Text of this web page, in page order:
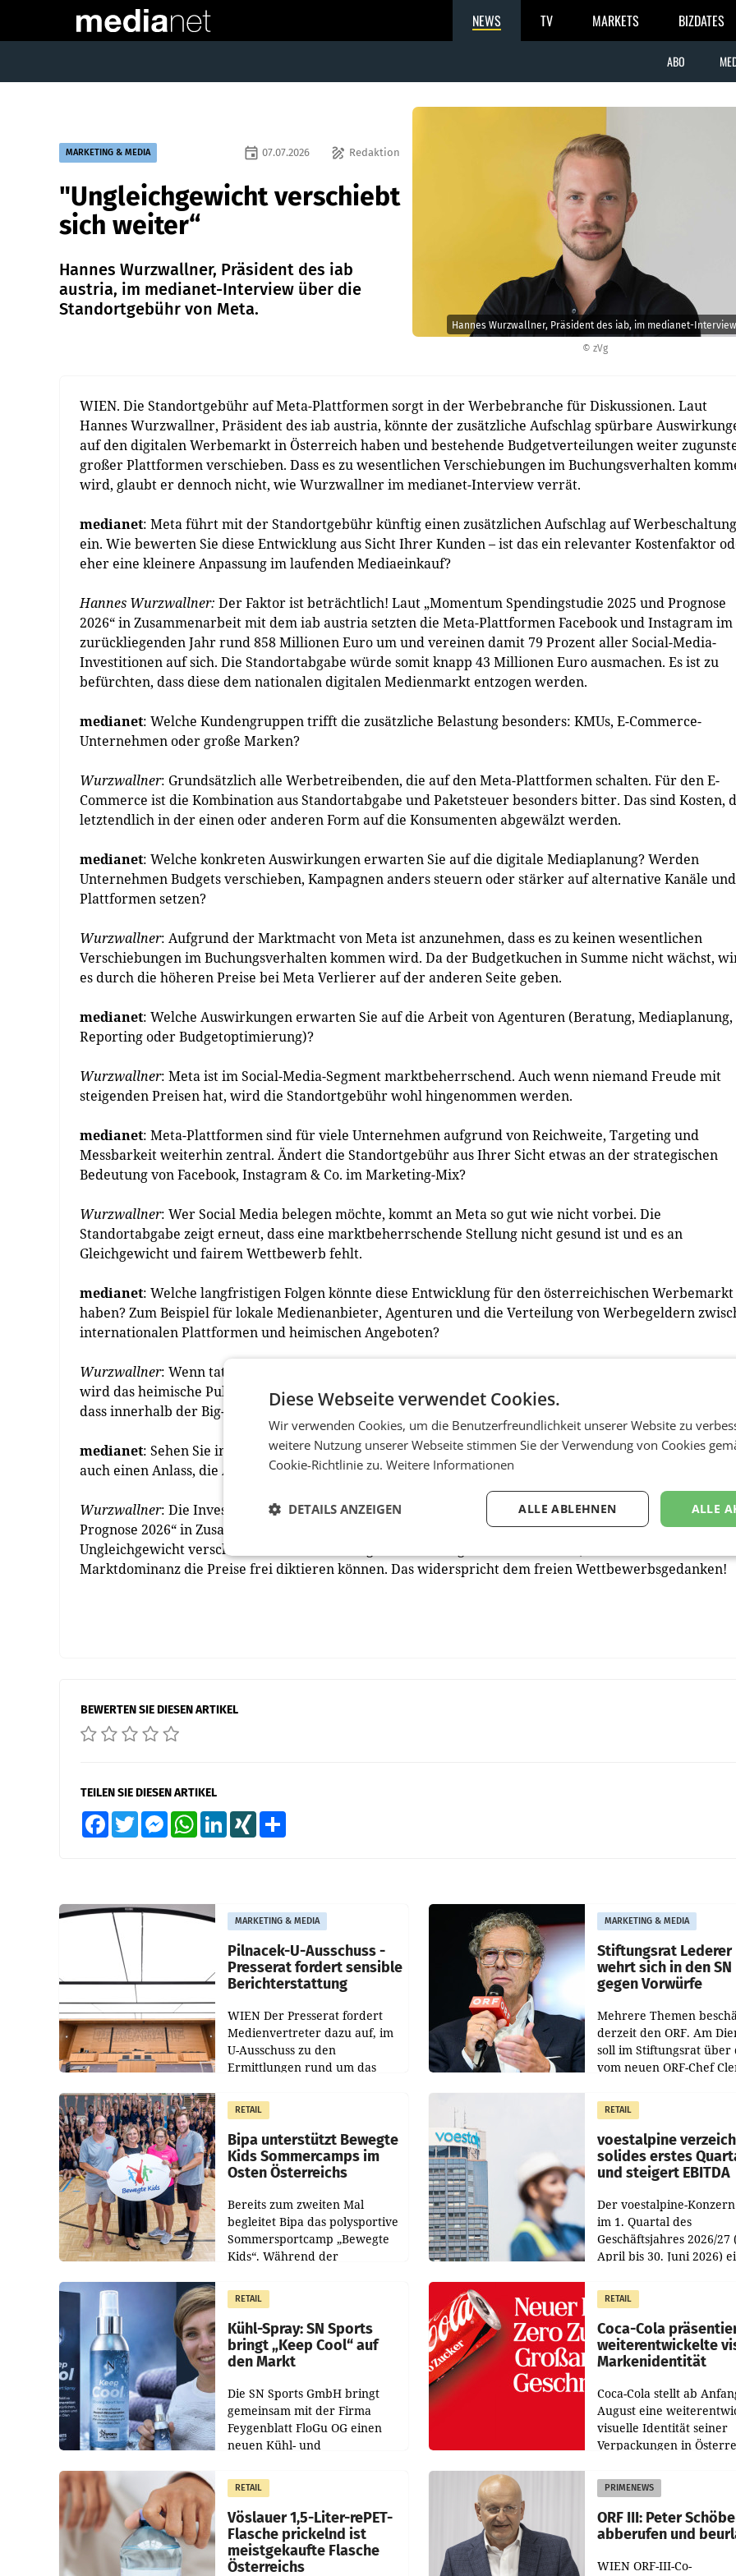
NEWS TV MARKETS BIZDATES
ABO
© zVg
Hannes Wurzwallner, Präsident des iab, im medianet-
MARKETING & MEDIA draw Redaktion
event 07.07.2026
"Ungleichgewicht verschiebt
sich weiter“
Hannes Wurzwallner, Präsident des iab
austria, im medianet-Interview über die
Standortgebühr von Meta.
WIEN. Die Standortgebühr auf Meta-Plattformen sorgt in der Werbebranche für Diskussionen. Laut
Hannes Wurzwallner, Präsident des iab austria, könnte der zusätzliche Aufschlag spürbare
auf den digitalen Werbemarkt in Österreich haben und bestehende Budgetverteilungen weiter
großer Plattformen verschieben. Dass es zu wesentlichen Verschiebungen im Buchungsverhalten
wird, glaubt er dennoch nicht, wie Wurzwallner im medianet-Interview verrät.
medianet: Meta führt mit der Standortgebühr künftig einen zusätzlichen Aufschlag auf
ein. Wie bewerten Sie diese Entwicklung aus Sicht Ihrer Kunden – ist das ein relevanter Kostenfaktor
eher eine kleinere Anpassung im laufenden Mediaeinkauf?
Hannes Wurzwallner: Der Faktor ist beträchtlich! Laut „Momentum Spendingstudie 2025 und Prognose
2026“ in Zusammenarbeit mit dem iab austria setzten die Meta-Plattformen Facebook und Instagram im
zurückliegenden Jahr rund 858 Millionen Euro um und vereinen damit 79 Prozent aller Social-Media-
Investitionen auf sich. Die Standortabgabe würde somit knapp 43 Millionen Euro ausmachen. Es ist zu
befürchten, dass diese dem nationalen digitalen Medienmarkt entzogen werden.
medianet: Welche Kundengruppen trifft die zusätzliche Belastung besonders: KMUs, E-Commerce-
Unternehmen oder große Marken?
Wurzwallner: Grundsätzlich alle Werbetreibenden, die auf den Meta-Plattformen schalten. Für den E-
Commerce ist die Kombination aus Standortabgabe und Paketsteuer besonders bitter. Das sind Kosten,
letztendlich in der einen oder anderen Form auf die Konsumenten abgewälzt werden.
medianet: Welche konkreten Auswirkungen erwarten Sie auf die digitale Mediaplanung? Werden
Unternehmen Budgets verschieben, Kampagnen anders steuern oder stärker auf alternative Kanäle und
Plattformen setzen?
Wurzwallner: Aufgrund der Marktmacht von Meta ist anzunehmen, dass es zu keinen wesentlichen
Verschiebungen im Buchungsverhalten kommen wird. Da der Budgetkuchen in Summe nicht wächst,
es durch die höheren Preise bei Meta Verlierer auf der anderen Seite geben.
medianet: Welche Auswirkungen erwarten Sie auf die Arbeit von Agenturen (Beratung, Mediaplanung,
Reporting oder Budgetoptimierung)?
Wurzwallner: Meta ist im Social-Media-Segment marktbeherrschend. Auch wenn niemand Freude mit
steigenden Preisen hat, wird die Standortgebühr wohl hingenommen werden.
medianet: Meta-Plattformen sind für viele Unternehmen aufgrund von Reichweite, Targeting und
Messbarkeit weiterhin zentral. Ändert die Standortgebühr aus Ihrer Sicht etwas an der strategischen
Bedeutung von Facebook, Instagram & Co. im Marketing-Mix?
Wurzwallner: Wer Social Media belegen möchte, kommt an Meta so gut wie nicht vorbei. Die
Standortabgabe zeigt erneut, dass eine marktbeherrschende Stellung nicht gesund ist und es an
Gleichgewicht und fairem Wettbewerb fehlt.
medianet: Welche langfristigen Folgen könnte diese Entwicklung für den österreichischen Werbemarkt
haben? Zum Beispiel für lokale Medienanbieter, Agenturen und die Verteilung von Werbegeldern
internationalen Plattformen und heimischen Angeboten?
Wurzwallner: Wenn tatsächlich über 40 Millionen Euro mehr zu den Meta-Plattformen fließen werden,
wird das heimische Publisher und deren Vermarkter weiter unter Druck setzen. Es zeichnet sich nicht ab,
dass innerhalb der Big-Tech-Plattformen anders gewichtet werden wird.
medianet: Sehen Sie in der Standortgebühr vor allem ein neues Kostenproblem für Werbetreibende
auch einen Anlass, die Abhängigkeit von großen Plattformen neu zu bewerten?
Wurzwallner: Die Investitionen in soziale Medien werden laut „Momentum Spendingstudie 2025 und
Prognose 2026“ in Zusammenarbeit mit dem iab austria im laufenden Jahr um 8,7 Prozent steigen. Das
Ungleichgewicht verschiebt sich weiterhin zugunsten der Big-Tech-Plattformen, die durch ihre
Marktdominanz die Preise frei diktieren können. Das widerspricht dem freien Wettbewerbsgedanken!
BEWERTEN SIE DIESEN ARTIKEL
TEILEN SIE DIESEN ARTIKEL
FacebookTwitter MessengerWhatsAppLinkedInXING
MARKETING & MEDIA
Pilnacek-U-Ausschuss -
Presserat fordert sensible
Berichterstattung
WIEN Der Presserat fordert
Medienvertreter dazu auf, im
U-Ausschuss zu den
Ermittlungen rund um das
im Justizministerium, Christian
Pilnacek, auf sensible
MARKETING & MEDIA
Stiftungsrat Lederer
wehrt sich in den SN
gegen Vorwürfe
Mehrere Themen
derzeit den ORF. Am
soll im Stiftungsrat über
vom neuen ORF-Chef
Besetzungen für die
Direktionen abgestimmt
werden.
RETAIL
Bipa unterstützt Bewegte
Kids Sommercamps im
Osten Österreichs
Bereits zum zweiten Mal
begleitet Bipa das polysportive
Sommersportcamp „Bewegte
Kids“. Während der
Juli und August versorgt das
Unternehmen Kinder sowie
RETAIL
voestalpine
solides erstes
und steigert EBITDA
Der voestalpine-
im 1. Quartal des
Geschäftsjahres 2026/27
April bis 30. Juni 2026)
Der Umsatz stieg im
zur Vorjahresperiode
RETAIL
Kühl-Spray: SN Sports
bringt „Keep Cool“ auf
den Markt
Die SN Sports GmbH bringt
gemeinsam mit der Firma
Feygenblatt FloGu OG einen
neuen Kühl- und
Markt. Das Produkt namens
„Keep Cool“ ist zu 100 Prozent
RETAIL
Coca-Cola
weiterentwickelte
Markenidentität
Coca-Cola stellt ab
August eine
visuelle Identität seiner
Verpackungen in
Redesigns stehen zentrale
Gestaltungselemente
RETAIL
Vöslauer 1,5-Liter-rePET-
Flasche prickelnd ist
meistgekaufte Flasche
Österreichs
PRIMENEWS
ORF III: Peter
abberufen und
WIEN ORF-III-Co-
Diese Webseite verwendet Cookies.
Wir verwenden Cookies, um die Benutzerfreundlichkeit unserer Website zu
weitere Nutzung unserer Webseite stimmen Sie der Verwendung von Cookies
Cookie-Richtlinie zu. Weitere Informationen
ALLE
ALLE ABLEHNEN
DETAILS ANZEIGEN